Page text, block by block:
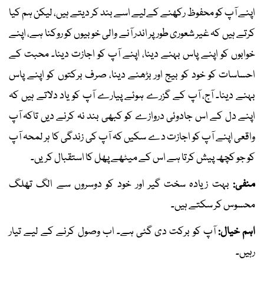
اپنے آپ کو محفوظ رکھنے کےلیے اسے بند کر دیتے ہیں، لیکن ہم کیا
کرتے ہیں کہ غیر شعوری طور پر اندر آنے والی خوبیوں کو روکنا ہے، اپنے
خوابوں کو اپنے پاس بہنے دینا، اپنے آپ کو اجازت دینا۔ محبت کے
احساسات کو خود کو بیج اور بڑھنے دینا، صرف برکتوں کو اپنے پاس
بہنے دینا۔ آج، آپ کے گزرے ہوئے پیارے آپ کو یاد دلاتے ہیں کہ
اپنے دل کے اس جادوئی دروازے کو کبھی بند نہ کرنے دیں تاکہ آپ
واقعی اپنے آپ کو اجازت دے سکیں کہ آپ کی زندگی کا ہر لمحہ آپ
کو جو کچھ پیش کرتا ہے اس کے میٹھے پھل کا استقبال کریں۔
منفی: بہت زیادہ سخت گیر اور خود کو دوسروں سے الگ تھلگ
محسوس کر سکتے ہیں۔
اہم خیال:آپ کو برکت دی گئی ہے۔ اب وصول کرنے کے لیے تیار
رہیں۔